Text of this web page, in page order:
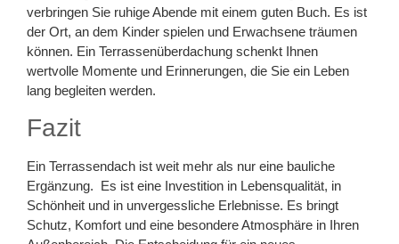
verbringen Sie ruhige Abende mit einem guten Buch. Es ist
der Ort, an dem Kinder spielen und Erwachsene träumen
können. Ein Terrassenüberdachung schenkt Ihnen
wertvolle Momente und Erinnerungen, die Sie ein Leben
lang begleiten werden.
Fazit
Ein Terrassendach ist weit mehr als nur eine bauliche
Ergänzung. Es ist eine Investition in Lebensqualität, in
Schönheit und in unvergessliche Erlebnisse. Es bringt
Schutz, Komfort und eine besondere Atmosphäre in Ihren